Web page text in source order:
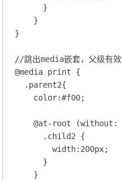
      }
    }
}
//跳出media嵌套，父级有效
@media print {
.parent2{
color:#f00;
@at-root (without:
.child2 {
width: 200px;
      }
    }